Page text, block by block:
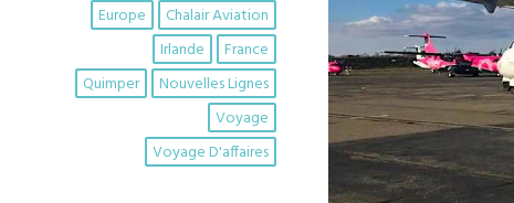
Chalair Aviation
Europe
France
Irlande
Nouvelles Lignes
Quimper
Voyage
Voyage D'affaires